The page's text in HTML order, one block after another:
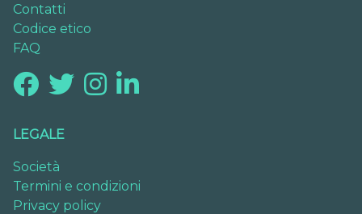
Contatti
Codice etico
FAQ
LEGALE
Società
Termini e condizioni
Privacy policy